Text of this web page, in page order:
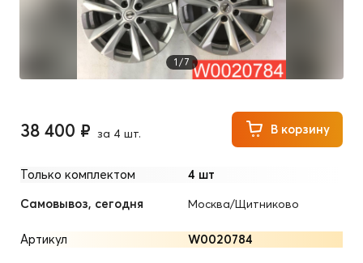
1 /7
38 400 ₽ за 4 шт. В корзину
Только комплектом
4 шт
Самовывоз, сегодня
Москва/Щитниково
Артикул W0020784